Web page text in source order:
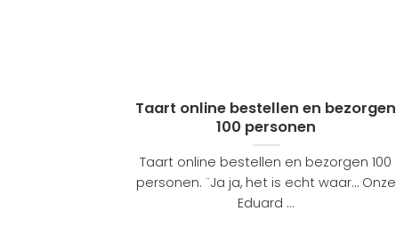
Taart online bestellen en bezorgen
100 personen
Taart online bestellen en bezorgen 100
personen. ¨Ja ja, het is echt waar… Onze
Eduard ...